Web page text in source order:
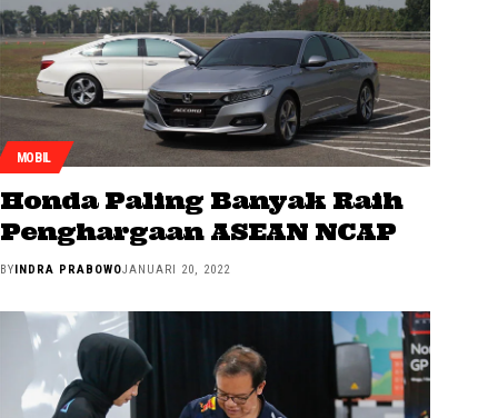
MOBIL
Honda Paling Banyak Raih
Penghargaan ASEAN NCAP
BY INDRA PRABOWOJANUARI 20, 2022